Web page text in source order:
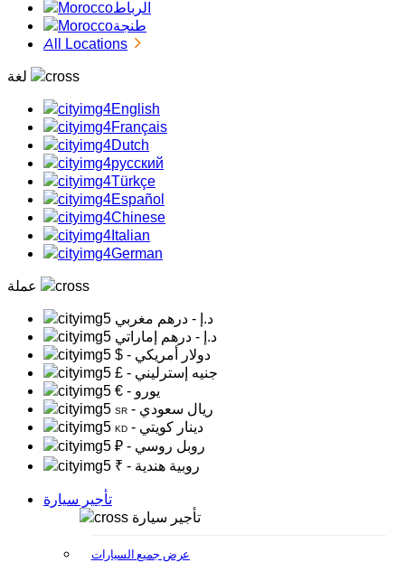
الرباط
طنجة
All Locations
English
Français
Dutch
русский
Türkçe
Español
Chinese
Italian
German
د.إ - درهم مغربي
د.إ - درهم إماراتي
$
- دولار أمريكي
£
- جنيه إسترليني
€
- يورو
SR - ريال سعودي
KD
- دينار كويتي
₽
- روبل روسي
₹
- روبية هندية
تأجير سيارة
تأجير سيارة
عرض جميع السيارات